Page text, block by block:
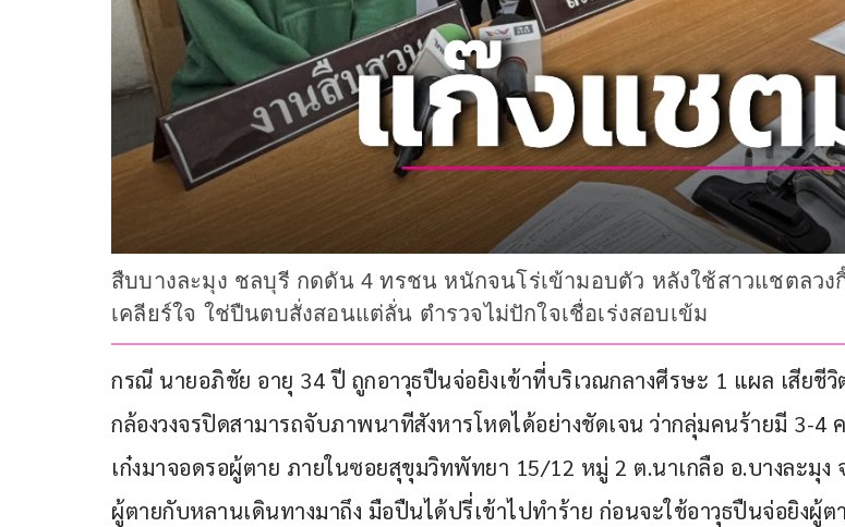
สืบบางละมุง ชลบุรี กดดัน 4 ทรชน หนักจนโร่เข้ามอบตัว หลังใช้สาวแชตลว
เคลียร์ใจ ใช่ปืนตบสั่งสอนแต่ลั่น ตำรวจไม่ปักใจเชื่อเร่งสอบเข้ม
กรณี นายอภิชัย อายุ 34 ปี ถูกอาวุธปืนจ่อยิงเข้าที่บริเวณกลางศีรษะ 1 แผล เสียชีวิ
กล้องวงจรปิดสามารถจับภาพนาทีสังหารโหดได้อย่างชัดเจน ว่ากลุ่มคนร้ายมี 3-4
เก๋งมาจอดรอผู้ตาย ภายในซอยสุขุมวิทพัทยา 15/12 หมู่ 2 ต.นาเกลือ อ.บางละมุง
ผู้ตายกับหลานเดินทางมาถึง มือปืนได้ปรี่เข้าไปทำร้าย ก่อนจะใช้อาวุธปืนจ่อยิงผู้ต